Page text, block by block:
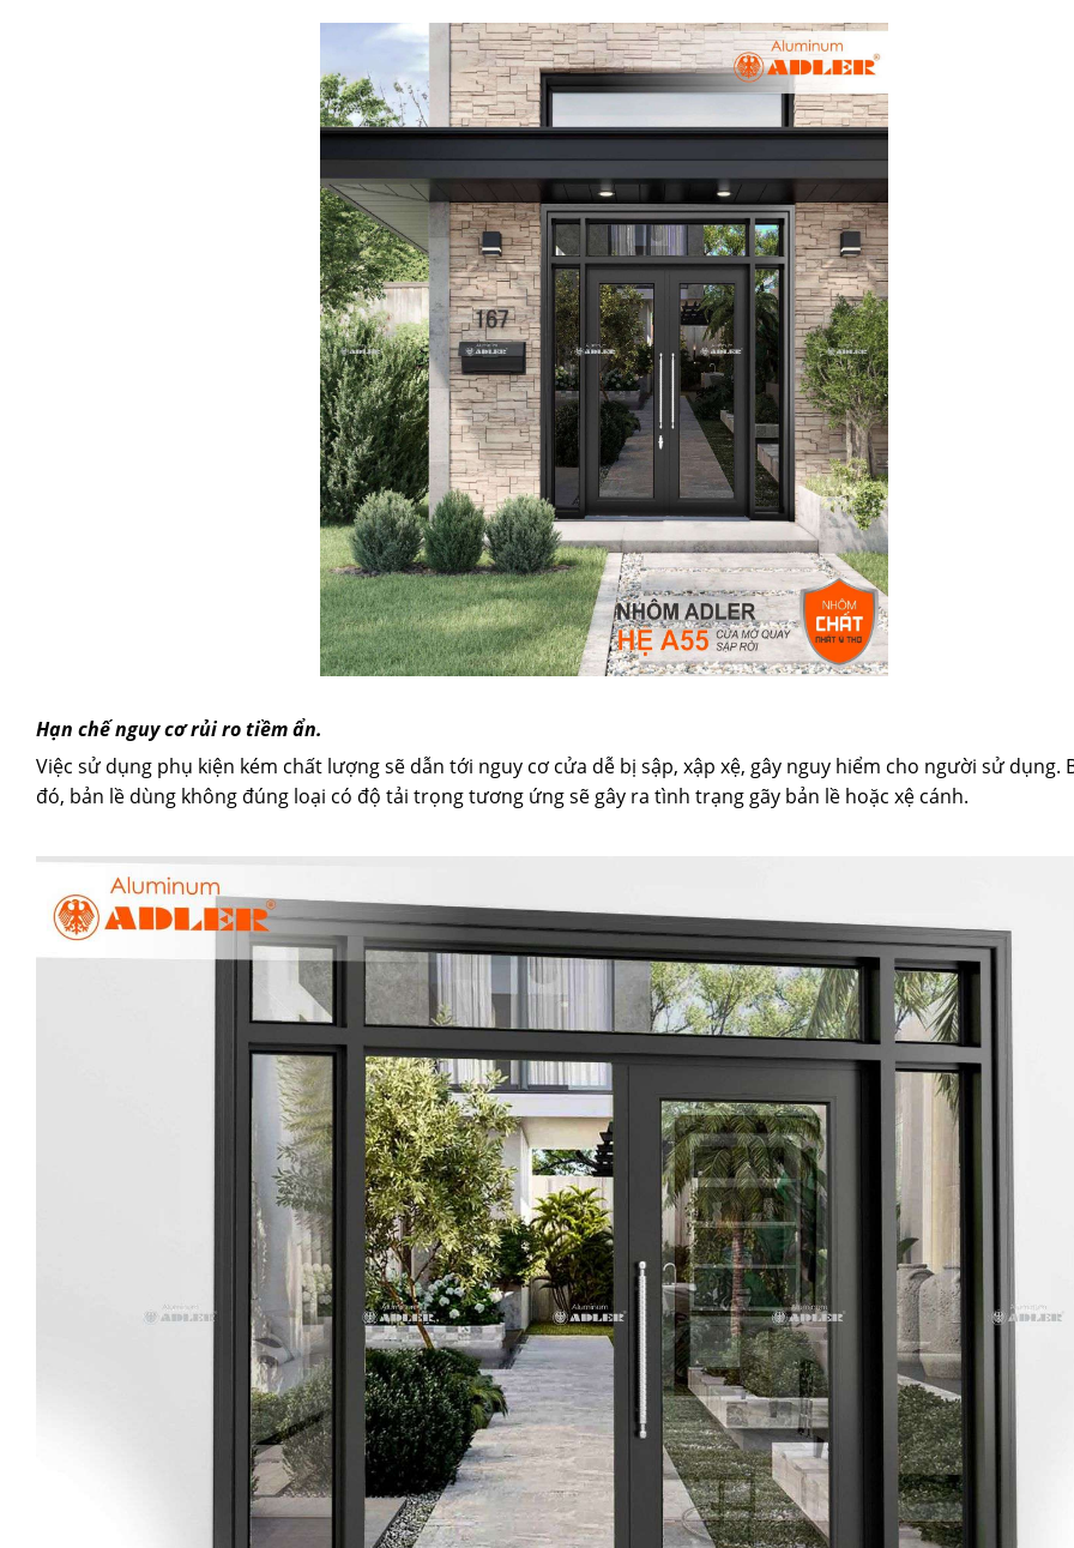
Hạn chế nguy cơ rủi ro tiềm ẩn.
Việc sử dụng phụ kiện kém chất lượng sẽ dẫn tới nguy cơ cửa dễ bị sập, xập xệ, gây nguy hiểm cho người sử dụng.
đó, bản lề dùng không đúng loại có độ tải trọng tương ứng sẽ gây ra tình trạng gãy bản lề hoặc xệ cánh.